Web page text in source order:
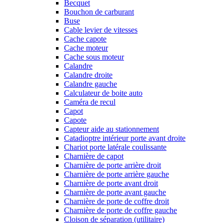
Becquet
Bouchon de carburant
Buse
Cable levier de vitesses
Cache capote
Cache moteur
Cache sous moteur
Calandre
Calandre droite
Calandre gauche
Calculateur de boite auto
Caméra de recul
Capot
Capote
Capteur aide au stationnement
Catadioptre intérieur porte avant droite
Chariot porte latérale coulissante
Charnière de capot
Charnière de porte arrière droit
Charnière de porte arrière gauche
Charnière de porte avant droit
Charnière de porte avant gauche
Charnière de porte de coffre droit
Charnière de porte de coffre gauche
Cloison de séparation (utilitaire)